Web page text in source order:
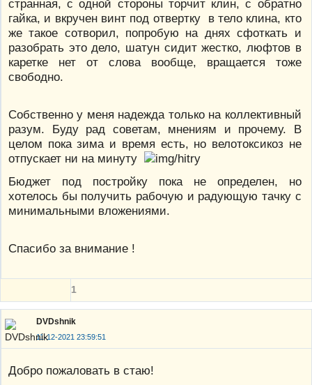
странная, с одной стороны торчит клин, с обратно
гайка, и вкручен винт под отвертку в тело клина, кто
же такое сотворил, попробую на днях сфоткать и
разобрать это дело, шатун сидит жестко, люфтов в
каретке нет от слова вообще, вращается тоже
свободно.
Собственно у меня надежда только на коллективный
разум. Буду рад советам, мнениям и прочему. В
целом пока зима и время есть, но велотоксикоз не
отпускает ни на минуту
Бюджет под постройку пока не определен, но
хотелось бы получить рабочую и радующую тачку с
минимальными вложениями.
Спасибо за внимание !
1
DVDshnik
11-12-2021 23:59:51
Добро пожаловать в стаю!